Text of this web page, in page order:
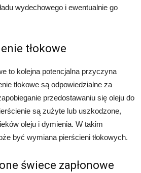
wydechowego i ewentualnie go
tłokowe
to kolejna potencjalna przyczyna
tłokowe są odpowiedzialne za
przedostawaniu się oleju do
są zużyte lub uszkodzone,
oleju i dymienia. W takim
być wymiana pierścieni tłokowych.
świece zapłonowe